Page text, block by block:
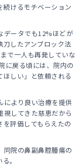
けるモチベーション
データでも12%ほどが
したアンブロック法
で一人も再発していな
に戻る頃には、院内の
しい」と依頼される
により良い治療を提供
視してきた慈恵だから
評価してもらえたの
同院の鼻副鼻腔腫瘍の
。